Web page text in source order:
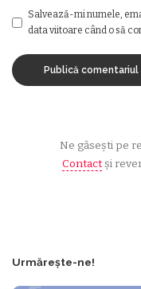
Salvează-mi numele,
data viitoare când o să
Ne găsești pe
Contactși
Urmărește-ne!